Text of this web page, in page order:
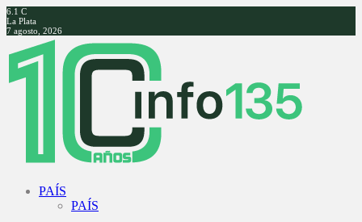
6.1 C
La Plata
7 agosto, 2026
Facebook
Twitter
Instagram
Youtube
PAÍS
PAÍS